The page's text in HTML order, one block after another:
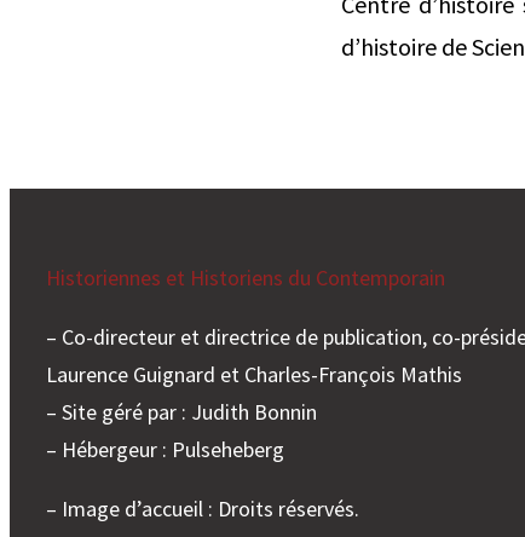
d’histoire de
Historiennes et Historiens du Contemporain
– Co-directeur et directrice de publication, co-
Laurence Guignard et Charles-François Mathis
– Site géré par : Judith Bonnin
– Hébergeur : Pulseheberg
– Image d’accueil : Droits réservés.